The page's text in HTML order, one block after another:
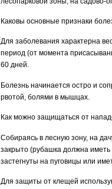
Каковы основные признаки
Для заболевания характерна
период (от момента
60 дней.
Болезнь начинается остро и
рвотой, болями в мышцах.
Как можно защищаться от
Собираясь в лесную зону, на
закрыто (рубашка должна иметь
застегнуты на пуговицы или
Для защиты от клещей